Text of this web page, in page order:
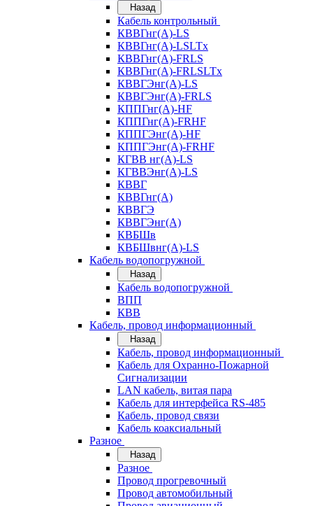
Назад
Кабель контрольный
КВВГнг(А)-LS
КВВГнг(А)-LSLTx
КВВГнг(А)-FRLS
КВВГнг(А)-FRLSLTx
КВВГЭнг(А)-LS
КВВГЭнг(А)-FRLS
КППГнг(А)-HF
КППГнг(А)-FRHF
КППГЭнг(А)-HF
КППГЭнг(А)-FRHF
КГВВ нг(А)-LS
КГВВЭнг(А)-LS
КВВГ
КВВГнг(А)
КВВГЭ
КВВГЭнг(А)
КВБШв
КВБШвнг(А)-LS
Кабель водопогружной
Назад
Кабель водопогружной
ВПП
КВВ
Кабель, провод информационный
Назад
Кабель, провод информационный
Кабель для Охранно-Пожарной
Сигнализации
LAN кабель, витая пара
Кабель для интерфейса RS-485
Кабель, провод связи
Кабель коаксиальный
Разное
Назад
Разное
Провод прогревочный
Провод автомобильный